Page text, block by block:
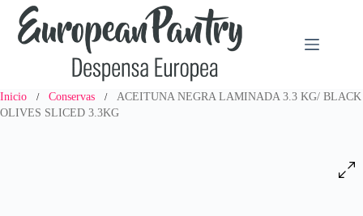
Saltar
contenido
Inicio / Conservas /
ACEITUNA NEGRA LAMINADA 3.3 KG/ BLACK
OLIVES SLICED 3.3KG